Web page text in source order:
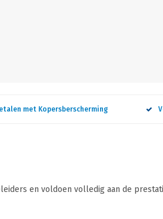
met Kopersberscherming
en voldoen volledig aan de